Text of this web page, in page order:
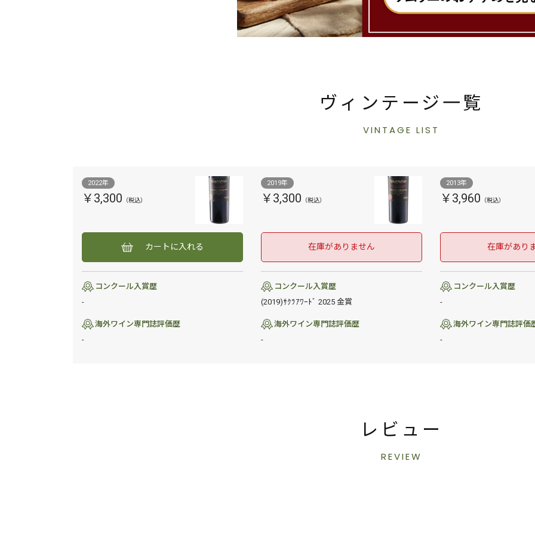
ヴィンテージ一覧
VINTAGE LIST
2022年
￥3,300
カートに入れる
コンクール入賞歴
-
海外ワイン専門誌評価歴
-
2019年
￥3,300
在庫がありません
コンクール入賞歴
(2019)ｻｸﾗｱﾜｰﾄﾞ 2025 金賞
海外ワイン専門誌評価歴
-
2013年
￥3,960
在庫があり
コンクール入賞歴
-
海外ワイン専門誌評価
-
レビュー
REVIEW